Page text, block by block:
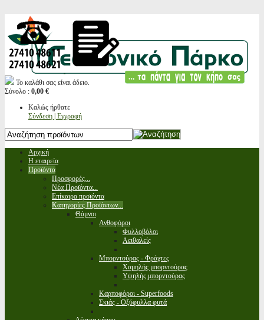
Το καλάθι σας είναι άδειο.
Σύνολο : 0,00 €
Καλώς ήρθατε
Σύνδεση | Εγγραφή
Αρχική
Η εταιρεία
Προϊόντα
Προσφορές...
Νέα Προϊόντα...
Επίκαιρα προϊόντα
Κατηγορίες Προϊόντων...
Θάμνοι
Ανθοφόροι
Φυλλοβόλοι
Αειθαλείς
Μπορντούρας - Φράχτες
Χαμηλής μπορντούρας
Υψηλής μπορντούρας
Καρποφόροι - Superfoods
Σκιάς - Οξύφυλλα φυτά